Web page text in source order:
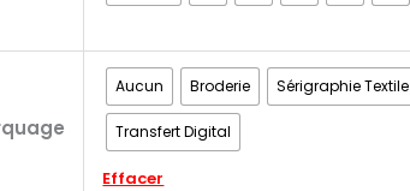
Aucun Broderie Sérigraphie Textile
Transfert Digital
Effacer